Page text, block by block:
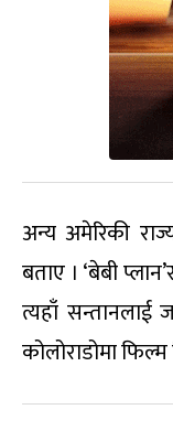
अन्य अमेरिकी
बताए । ‘बेबी
त्यहाँ सन्तानलाई
कोलोराडोमा